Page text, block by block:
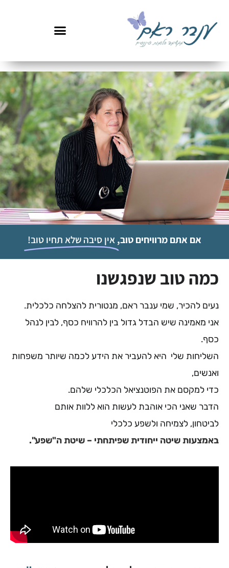
אם אתם מרוויחים טוב,אין סיבה שלא תחיו טוב!
כמה טוב שנפגשנו
נעים להכיר, שמי ענבר ראם, מנטורית להצלחה כלכלית.
אני מאמינה שיש הבדל גדול בין להרוויח כסף, לבין לנהל
כסף.
השליחות שלי היא להעביר את הידע לכמה שיותר משפחות
ואנשים,
כדי למקסם את הפוטנציאל הכלכלי שלהם.
הדבר שאני הכי אוהבת לעשות הוא ללוות אותם
לביטחון, לצמיחה ולשפע כלכלי
באמצעות שיטה ייחודית שפיתחתי – שיטת ה"שפע".